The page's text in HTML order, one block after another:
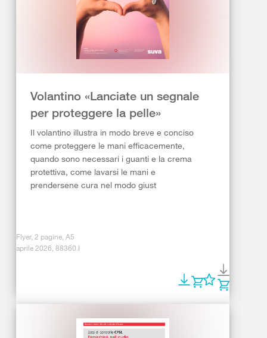
Volantino «Lanciate un segnale
per proteggere la pelle»
Il volantino illustra in modo breve e conciso
come proteggere le mani efficacemente,
quando sono necessari i guanti e la crema
protettiva, come lavarsi le mani e
prendersene cura nel modo giust
Flyer, 2 pagine, A5
aprile 2026, 88360.I